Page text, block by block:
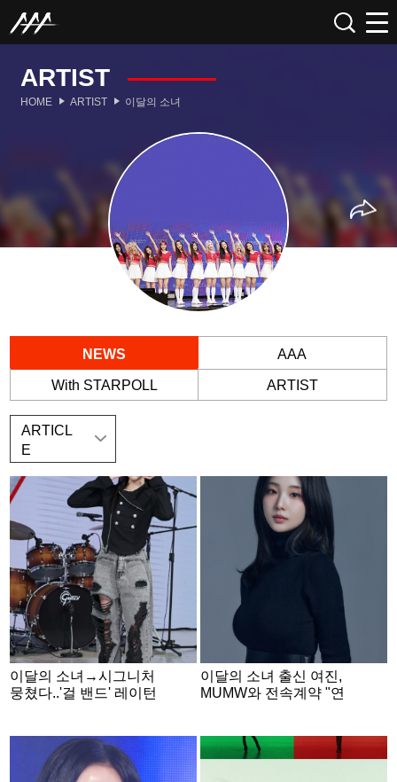
ARTIST
HOME ARTIST 이달의 소녀
NEWS AAA
With STARPOLL ARTIST
ARTICL
E
이달의 소녀→시그니처
뭉쳤다..'걸 밴드' 레이턴
이달의 소녀 출신 여진,
MUMW와 전속계약 "연